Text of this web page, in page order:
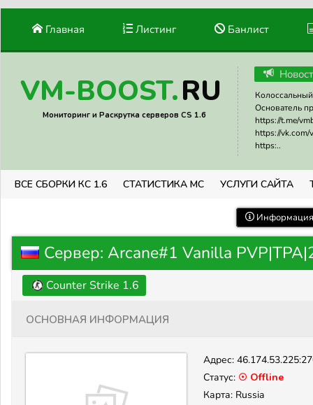
Главная Листинг Банлист
VM-BOOST.RU
Мониторинг и Раскрутка серверов CS 1.6
Основатель
https://t.me/
https://vk.com/
https:..
ВСЕ СБОРКИ КС 1.6 СТАТИСТИКА МС УСЛУГИ САЙТА
Сервер: Arcane#1 Vanilla
Counter Strike 1.6
Основная информация
Адрес:
Статус: ☉ Offline
Карта: Russia